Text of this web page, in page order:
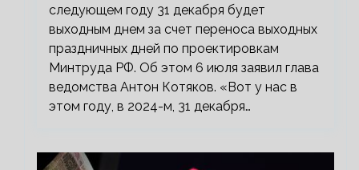
следующем году 31 декабря будет
выходным днем за счет переноса выходных
праздничных дней по проектировкам
Минтруда РФ. Об этом 6 июля заявил глава
ведомства Антон Котяков. «Вот у нас в
этом году, в 2024-м, 31 декабря…